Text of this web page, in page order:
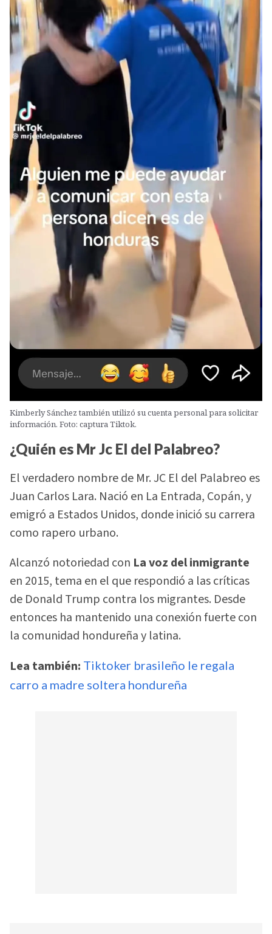
Kimberly Sánchez también utilizó su cuenta personal para solicitar
información. Foto: captura Tiktok.
¿Quién es Mr Jc El del Palabreo?
El verdadero nombre de Mr. JC El del Palabreo es
Juan Carlos Lara. Nació en La Entrada, Copán, y
emigró a Estados Unidos, donde inició su carrera
como rapero urbano.
Alcanzó notoriedad con La voz del inmigrante
en 2015, tema en el que respondió a las críticas
de Donald Trump contra los migrantes. Desde
entonces ha mantenido una conexión fuerte con
la comunidad hondureña y latina.
Lea también: Tiktoker brasileño le regala
carro a madre soltera hondureña